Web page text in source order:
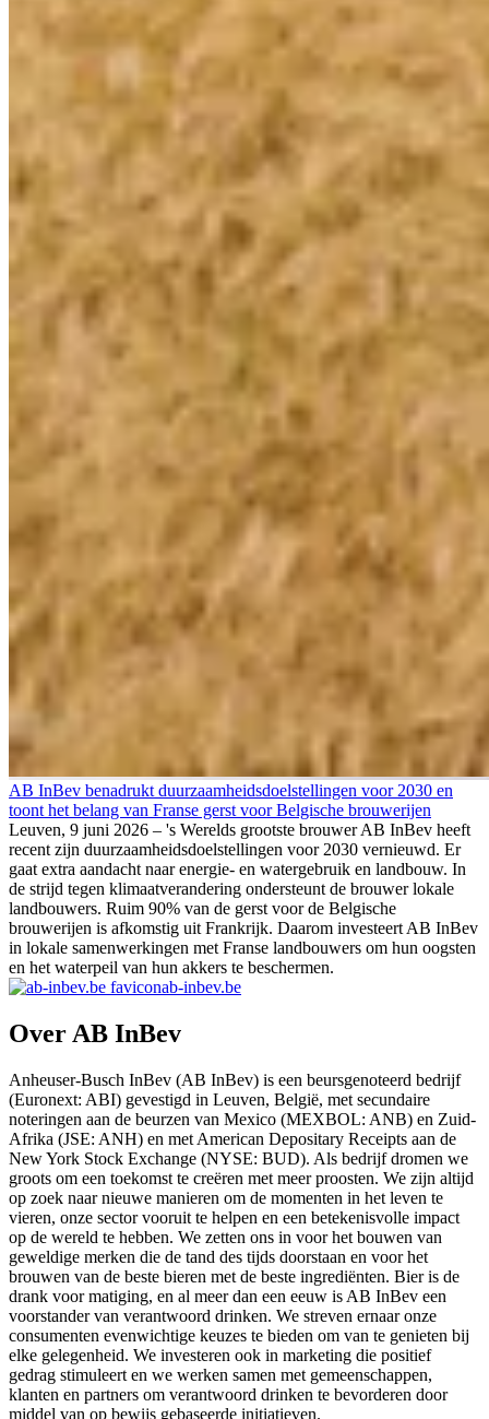
AB InBev benadrukt duurzaamheidsdoelstellingen voor 2030 en
toont het belang van Franse gerst voor Belgische brouwerijen
Leuven, 9 juni 2026 – 's Werelds grootste brouwer AB InBev heeft
recent zijn duurzaamheidsdoelstellingen voor 2030 vernieuwd. Er
gaat extra aandacht naar energie- en watergebruik en landbouw. In
de strijd tegen klimaatverandering ondersteunt de brouwer lokale
landbouwers. Ruim 90% van de gerst voor de Belgische
brouwerijen is afkomstig uit Frankrijk. Daarom investeert AB InBev
in lokale samenwerkingen met Franse landbouwers om hun oogsten
en het waterpeil van hun akkers te beschermen.
ab-inbev.be
Over AB InBev
Anheuser-Busch InBev (AB InBev) is een beursgenoteerd bedrijf
(Euronext: ABI) gevestigd in Leuven, België, met secundaire
noteringen aan de beurzen van Mexico (MEXBOL: ANB) en Zuid-
Afrika (JSE: ANH) en met American Depositary Receipts aan de
New York Stock Exchange (NYSE: BUD). Als bedrijf dromen we
groots om een toekomst te creëren met meer proosten. We zijn altijd
op zoek naar nieuwe manieren om de momenten in het leven te
vieren, onze sector vooruit te helpen en een betekenisvolle impact
op de wereld te hebben. We zetten ons in voor het bouwen van
geweldige merken die de tand des tijds doorstaan en voor het
brouwen van de beste bieren met de beste ingrediënten. Bier is de
drank voor matiging, en al meer dan een eeuw is AB InBev een
voorstander van verantwoord drinken. We streven ernaar onze
consumenten evenwichtige keuzes te bieden om van te genieten bij
elke gelegenheid. We investeren ook in marketing die positief
gedrag stimuleert en we werken samen met gemeenschappen,
klanten en partners om verantwoord drinken te bevorderen door
middel van op bewijs gebaseerde initiatieven.